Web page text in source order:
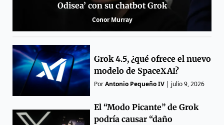
Odisea’ con su chatbot Grok
Conor Murray
Grok 4.5, ¿qué ofrece el nuevo
modelo de SpaceXAI?
PorAntonio Pequeño IV | julio 9, 2026
El “Modo Picante” de Grok
podría causar “daño